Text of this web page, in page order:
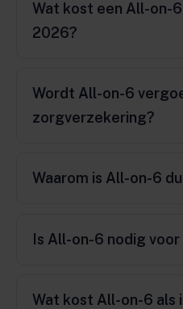
Wat kost een All-on-
2026?
Wordt All-on-6
zorgverzekering?
Waarom is All-on-6
Is All-on-6 nodig
Wat kost All-on-6 als